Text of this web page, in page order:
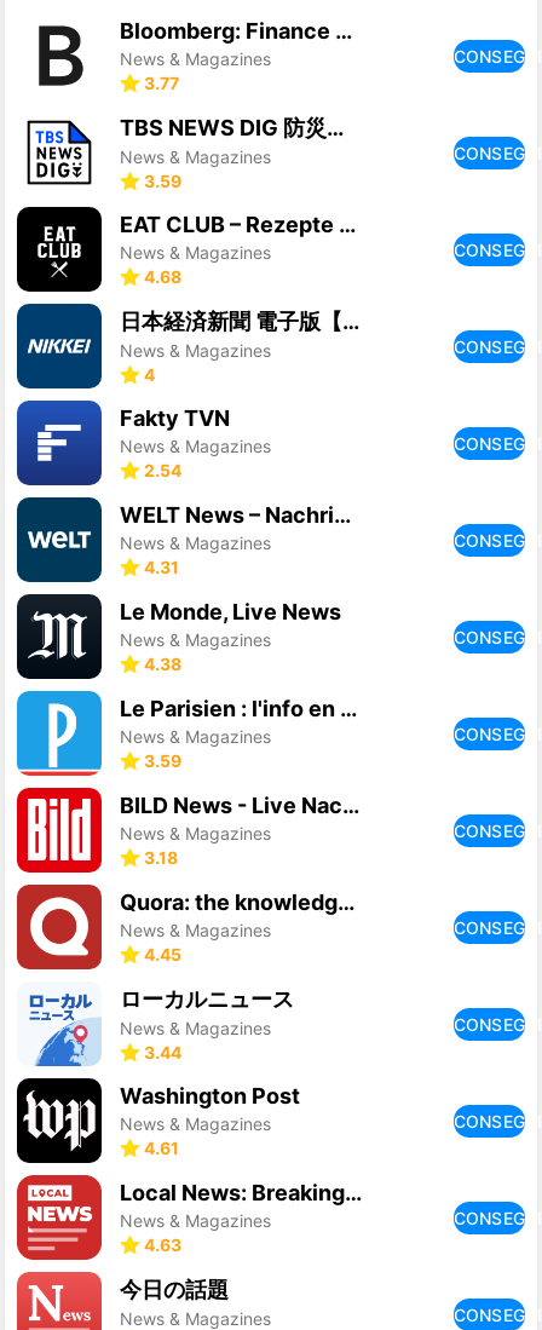
Bloomberg: Finance Market News
News & Magazines
3.77
TBS NEWS DIG 防災・ニュース・天気 by JNN
News & Magazines
3.59
EAT CLUB – Rezepte & Kochen
News & Magazines
4.68
日本経済新聞 電子版【公式】／経済ニュースアプリ
News & Magazines
4
Fakty TVN
News & Magazines
2.54
WELT News – Nachrichten live
News & Magazines
4.31
Le Monde, Live News
News & Magazines
4.38
Le Parisien : l'info en direct
News & Magazines
3.59
BILD News - Live Nachrichten
News & Magazines
3.18
Quora: the knowledge platform
News & Magazines
4.45
ローカルニュース
News & Magazines
3.44
Washington Post
News & Magazines
4.61
Local News: Breaking & Latest
News & Magazines
4.63
今日の話題
News & Magazines